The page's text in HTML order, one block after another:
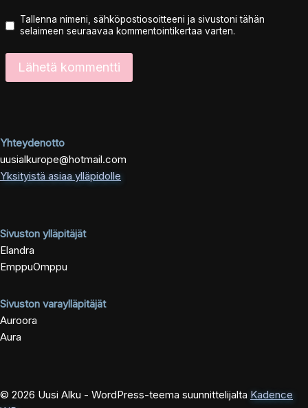
Tallenna nimeni, sähköpostiosoitteeni ja sivustoni tähän
selaimeen seuraavaa kommentointikertaa varten.
Yhteydenotto
uusialkurope@hotmail.com
Yksityistä asiaa ylläpidolle
Sivuston ylläpitäjät
Elandra
EmppuOmppu
Sivuston varaylläpitäjät
Auroora
Aura
© 2026 Uusi Alku - WordPress-teema suunnittelijalta Kadence